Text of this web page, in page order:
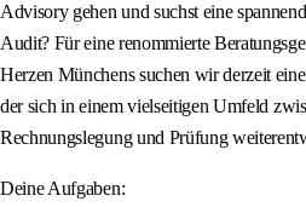
Advisory gehen und suchst eine
Audit? Für eine renommierte
Herzen Münchens suchen wir derzeit
der sich in einem vielseitigen Umfeld
Rechnungslegung und Prüfung
Deine Aufgaben: